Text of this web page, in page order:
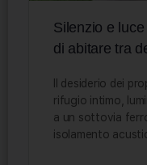
Silenzio e
di abitare tra
Il desiderio dei
rifugio intimo,
a un sottovia
isolamento